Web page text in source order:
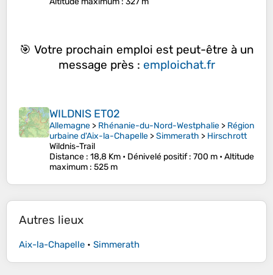
🎯 Votre prochain emploi est peut-être à un
message près : emploichat.fr
WILDNIS ET02
Allemagne > Rhénanie-du-Nord-Westphalie > Région
urbaine d'Aix-la-Chapelle >Simmerath > Hirschrott
Wildnis-Trail
Distance : 18,8 Km • Dénivelé positif: 700 m •Altitude
maximum : 525 m
Autres lieux
Aix-la-Chapelle • Simmerath